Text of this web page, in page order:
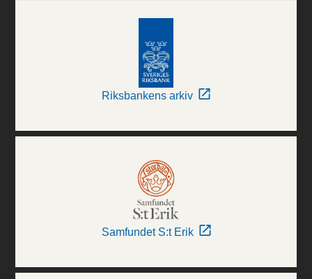
Riksbankens arkiv
Samfundet S:t Erik